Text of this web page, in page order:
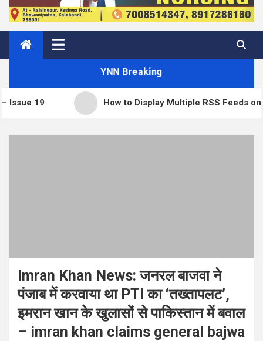
YNN Breaking
How to Display Multiple RSS Feeds on One Page in
Imran Khan News: जनरल बाजवा ने
पंजाब में करवाया था PTI का ‘तख्तापलट’,
इमरान खान के खुलासों से पाकिस्तान में बवाल
– imran khan claims general bajwa